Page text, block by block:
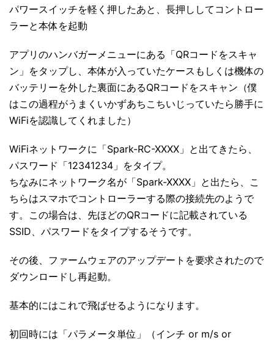
パワースイッチを軽く押したあと、長押ししてコントロー
ラーと本体を起動
アプリのハンバガーメニューにある「QRコードをスキャ
ン」をタップし、本体が入っていたケースもしくは機体の
バッテリーを外した裏面にあるQRコードをスキャン（僕
はこの過程がうまくいかずあちこちいじっていたら勝手に
WiFiを認識してくれました）
WiFiネットワークに「Spark-RC-XXXX」と出てきたら、
パスワード「12341234」をタイプ。
ちなみにネットワーク名が「Spark-XXXX」と出たら、こ
ちらはスマホでコントローラーする際の接続先のようで
す。この場合は、先ほどのQRコードに記載されている
SSID、パスワードをタイプするそうです。
その後、ファームウェアのアップデートを要求されたので
ダウンロードし再起動。
基本的にはこれで飛ばせるようになります。
初回時には「パラメータ単位」（インチ or m/s or